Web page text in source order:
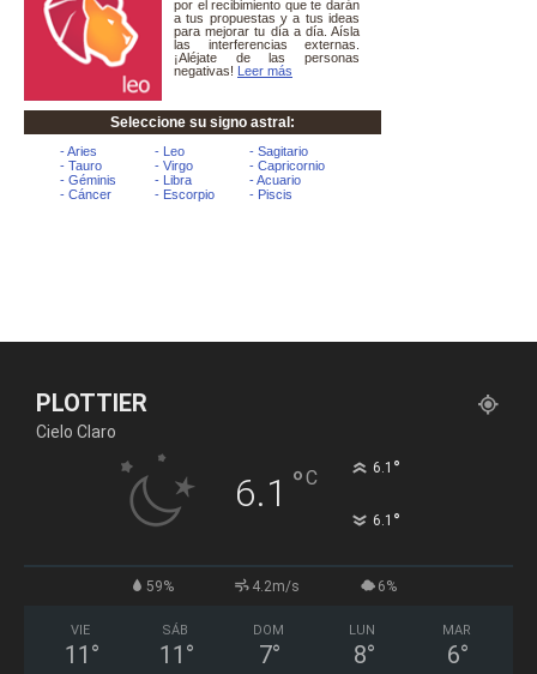
PLOTTIER
Cielo Claro
6.1 °C 6.1 °
6.1 °
59% 4.2m/s 6%
VIE
11 °
SÁB
11 °
DOM
7°
LUN
8°
MAR
6°